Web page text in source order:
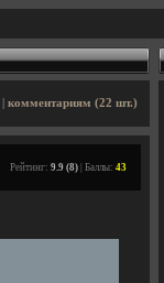
комментариям (22 шт.)
Рейтинг: 9.9 (8) | Баллы: 43